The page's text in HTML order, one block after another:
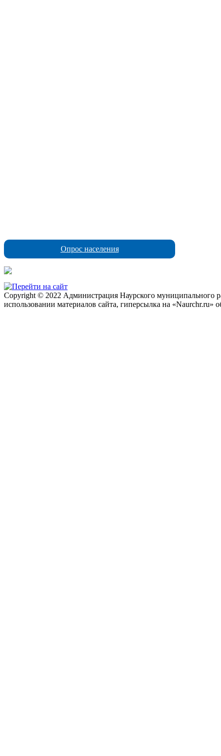
Опрос населения
Copyright © 2022 Администрация Наурского муниципального
использовании материалов сайта, гиперсылка на «Naurchr.ru»